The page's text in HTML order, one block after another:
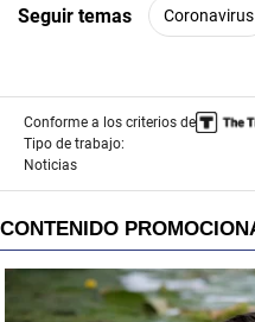
Seguir temas Coronavirus
Conforme a los criterios de
Tipo de trabajo:
Noticias